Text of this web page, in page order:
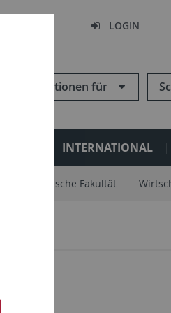
LOGIN
Informationen für
INTERNATIONAL
Philosophische Fakultät